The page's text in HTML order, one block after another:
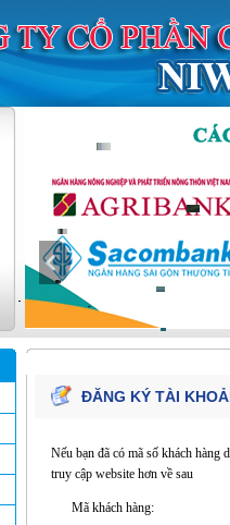
ĐĂNG KÝ TÀI
Nếu bạn đã có mã số khách
truy cập website hơn về sau
Mã khách hàng: